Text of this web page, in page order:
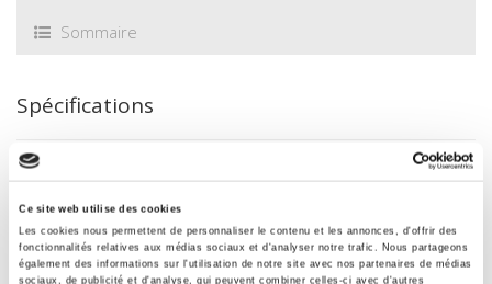
Ce site web utilise des cookies
Les cookies nous permettent de personnaliser le contenu et les annonces, d'offrir des
fonctionnalités relatives aux médias sociaux et d'analyser notre trafic. Nous partageons
également des informations sur l'utilisation de notre site avec nos partenaires de médias
sociaux, de publicité et d'analyse, qui peuvent combiner celles-ci avec d'autres
Sommaire
Spécifications
Éditeur
Auteur
Revue